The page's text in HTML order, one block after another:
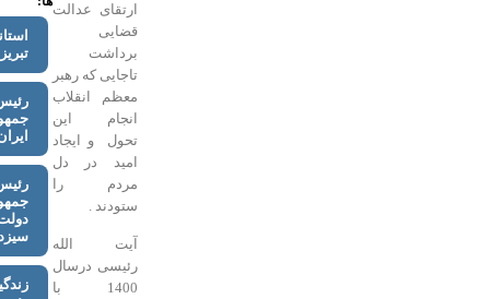
ارتقای عدالت
برداشت
تاجایی که رهبر
معظم انقلاب
انجام این
تحول و ایجاد
امید در دل
مردم را
ستودند .
آیت الله
رئیسی درسال
1400 با
استاندار
رئیس
جمهور
ایران
رئیس
سیزدهم
زندگینامه